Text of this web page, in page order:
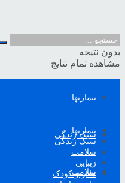
بدون نتیجه
مشاهده تمام نتایج
بیماریها
سبک زندگی
سلامت
بیماریها
سبک زندگی
سلامت
زیبایی
مادر و کودک